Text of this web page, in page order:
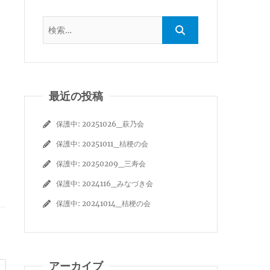
最近の投稿
保護中: 20251026_萩乃会
保護中: 20251011_桔梗の会
保護中: 20250209_三寿会
保護中: 2024116_みなづき会
保護中: 20241014_桔梗の会
アーカイブ